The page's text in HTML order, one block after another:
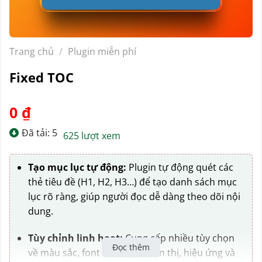
Trang chủ / Plugin miễn phí
Fixed TOC
0 ₫
Đã tải: 5 625 lượt xem
Tạo mục lục tự động: Plugin tự động quét các
thẻ tiêu đề (H1, H2, H3…) để tạo danh sách mục
lục rõ ràng, giúp người đọc dễ dàng theo dõi nội
dung.
Tùy chỉnh linh hoạt: Cung cấp nhiều tùy chọn
về màu sắc, font chữ, vị trí hiển thị, hiệu ứng và
Đọc thêm